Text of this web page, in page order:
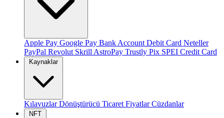
Apple Pay Google Pay Bank Account Debit Card Neteller
PayPal Revolut Skrill AstroPay Trustly Pix SPEI Credit Card
Kaynaklar
KılavuzlarDönüştürücü Ticaret FiyatlarCüzdanlar
NFT